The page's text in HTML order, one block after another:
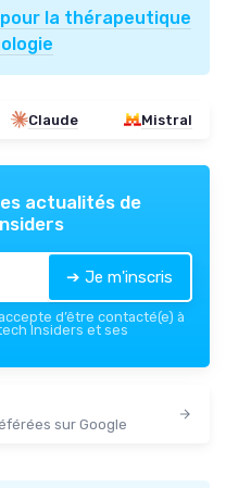
la thérapeutique
Claude Mistral
actualités de
➔ Je m'inscris
d’être contacté(e) à
Insiders et ses
sur Google